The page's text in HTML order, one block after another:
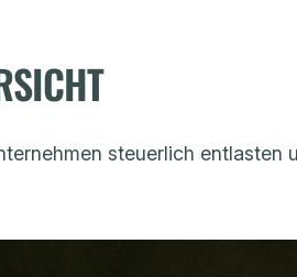
steuerlich entlasten